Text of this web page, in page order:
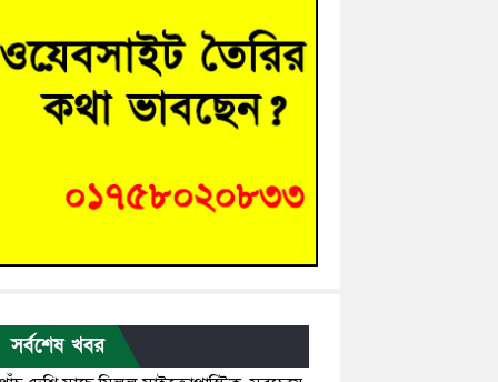
সর্বশেষ খবর